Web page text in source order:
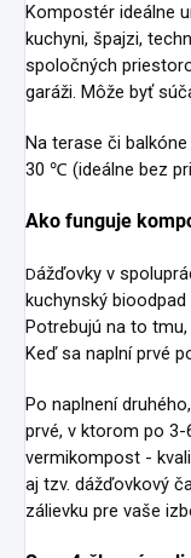
Kompostér ideálne
kuchyni, špajzi,
spoločných
garáži. Môže byť
Na terase či
30 ℃ (ideálne bez
Ako funguje
Dážďovky v
kuchynský
Potrebujú na to
Keď sa naplní prvé
Po naplnení
prvé, v ktorom po
vermikompost -
aj tzv. dážďovkový
zálievku pre vaše